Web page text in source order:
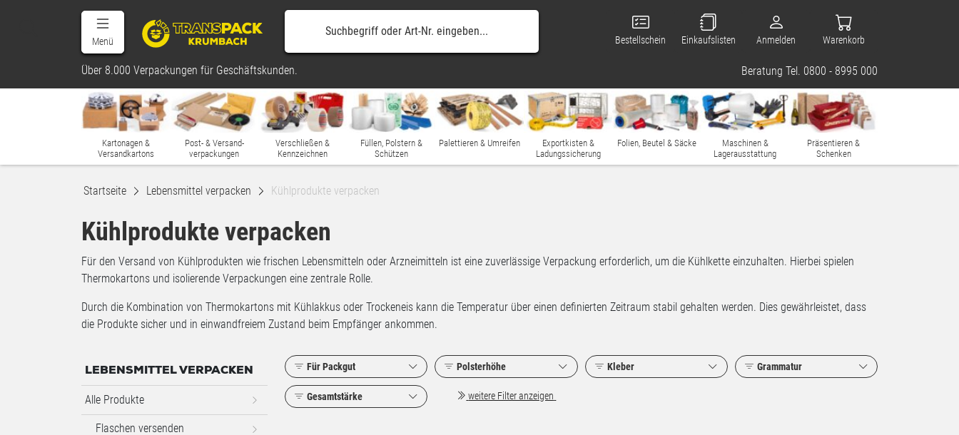
Menü Bestellschein Einkaufslisten Anmelden Warenkorb
Über 8.000 Verpackungen für Geschäftskunden. Beratung Tel. 0800 - 8995 000
Kartonagen &
Versandkartons
Post- & Versand-
verpackungen
Verschließen &
Kennzeichnen
Füllen, Polstern &
Schützen
Palettieren & Umreifen
Exportkisten &
Ladungssicherung
Folien, Beutel & Säcke
Maschinen &
Lagerausstattung
Präsentieren &
Schenken
Startseite Lebensmittel verpacken Kühlprodukte verpacken
Kühlprodukte verpacken
Für den Versand von Kühlprodukten wie frischen Lebensmitteln oder Arzneimitteln ist eine zuverlässige Verpackung erforderlich, um die Kühlkette einzuhalten. Hierbei spielen
Thermokartons und isolierende Verpackungen eine zentrale Rolle.
Durch die Kombination von Thermokartons mit Kühlakkus oder Trockeneis kann die Temperatur über einen definierten Zeitraum stabil gehalten werden. Dies gewährleistet, dass
die Produkte sicher und in einwandfreiem Zustand beim Empfänger ankommen.
Für Packgut Polsterhöhe Kleber Grammatur
Gesamtstärke weitere Filter anzeigen
LEBENSMITTEL VERPACKEN
Alle Produkte
Flaschen versenden